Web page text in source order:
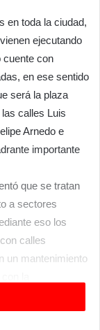
en toda la ciudad,
ejecutando
cuente con
en ese sentido
será la plaza
calles Luis
Arnedo e
importante
que se tratan
a sectores
eso los
calles
un mantenimiento
mayor